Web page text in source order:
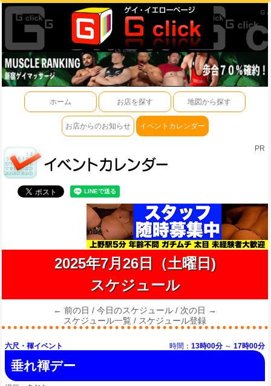
ホーム お店を探す 地図から探す
お店からのお知らせ イベントカレンダー
PR
2025年7月26日（土曜日)
スケジュール
← 前の日 / 今日のスケジュール / 次の日 →
スケジュール一覧 / スケジュール登録
六尺・褌イベント 時間： 13時00分 ～ 17時00分
垂れ褌デー